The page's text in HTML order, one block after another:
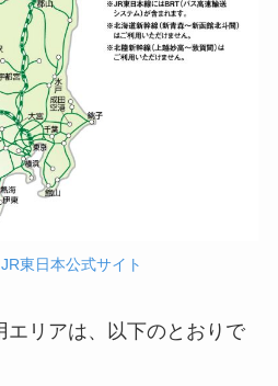
JR東日本公式サイト
エリアは、以下のとおりで